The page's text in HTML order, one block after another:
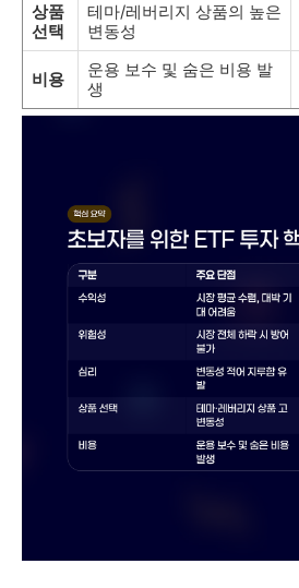
상품
선택
테마/레버리지 상품의 높은
변동성
비용
운용 보수 및 숨은 비용 발
생